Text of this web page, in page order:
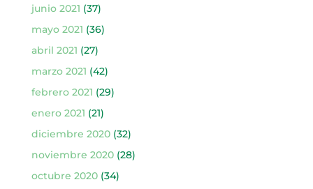
junio 2021 (37)
mayo 2021 (36)
abril 2021 (27)
marzo 2021 (42)
febrero 2021 (29)
enero 2021 (21)
diciembre 2020(32)
noviembre 2020(28)
octubre 2020(34)